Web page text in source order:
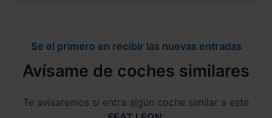
Se el primero en recibir las nuevas entradas
Avísame de coches similares
Te avisaremos si entra algún coche similar a este